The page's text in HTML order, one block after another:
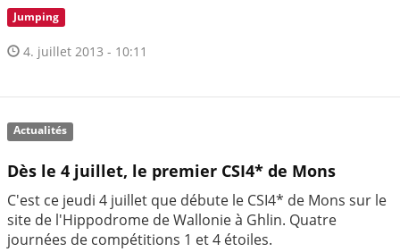
Jumping
4. juillet 2013 - 10:11
Actualités
Dès le 4 juillet, le premier CSI4* de Mons
C'est ce jeudi 4 juillet que débute le CSI4* de Mons sur le
site de l'Hippodrome de Wallonie à Ghlin. Quatre
journées de compétitions 1 et 4 étoiles.